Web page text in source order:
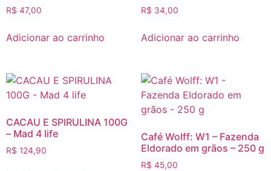
R$ 47,00
Adicionar ao carrinho
R$ 34,00
Adicionar ao carrinho
CACAU E SPIRULINA 100G
– Mad 4 life
R$ 124,90
Café Wolff: W1 – Fazenda
Eldorado em grãos – 250 g
R$ 45,00